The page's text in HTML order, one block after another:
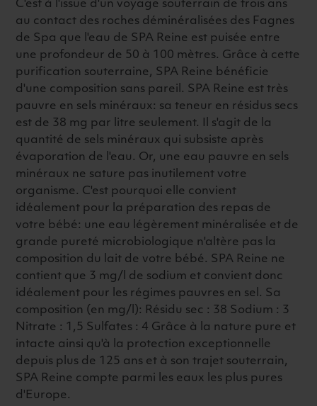
C'est à l'issue d'un voyage souterrain de trois ans
au contact des roches déminéralisées des Fagnes
de Spa que l'eau de SPA Reine est puisée entre
une profondeur de 50 à 100 mètres. Grâce à cette
purification souterraine, SPA Reine bénéficie
d'une composition sans pareil. SPA Reine est très
pauvre en sels minéraux: sa teneur en résidus secs
est de 38 mg par litre seulement. Il s'agit de la
quantité de sels minéraux qui subsiste après
évaporation de l'eau. Or, une eau pauvre en sels
minéraux ne sature pas inutilement votre
organisme. C'est pourquoi elle convient
idéalement pour la préparation des repas de
votre bébé: une eau légèrement minéralisée et de
grande pureté microbiologique n'altère pas la
composition du lait de votre bébé. SPA Reine ne
contient que 3 mg/l de sodium et convient donc
idéalement pour les régimes pauvres en sel. Sa
composition (en mg/l): Résidu sec : 38 Sodium : 3
Nitrate : 1,5 Sulfates : 4 Grâce à la nature pure et
intacte ainsi qu'à la protection exceptionnelle
depuis plus de 125 ans et à son trajet souterrain,
SPA Reine compte parmi les eaux les plus pures
d'Europe.